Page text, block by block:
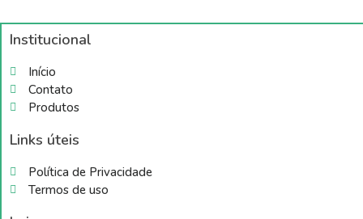
Institucional
Início
Contato
Produtos
Links úteis
Política de Privacidade
Termos de uso